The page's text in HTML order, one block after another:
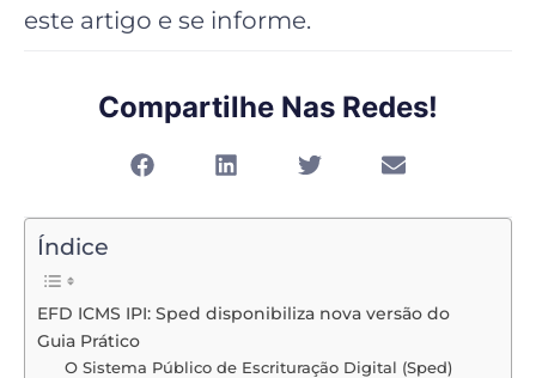
este artigo e se informe.
Compartilhe Nas Redes!
Índice
EFD ICMS IPI: Sped disponibiliza nova versão do
Guia Prático
O Sistema Público de Escrituração Digital (Sped)